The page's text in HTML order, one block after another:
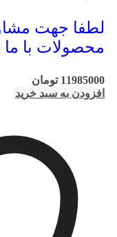
لطفا جهت
محصولات با
11985000 تومان
افزودن به سبد خرید